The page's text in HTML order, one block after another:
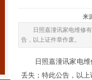
来
日照嘉潼讯家电维修
告，以上证件章作废。
日照嘉潼讯家电
丢失；特此公告，以